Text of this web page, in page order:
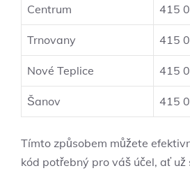
Centrum 415
Trnovany 415
Nové Teplice 415
Šanov 415
Tímto způsobem můžete
kód potřebný pro váš účel, ať